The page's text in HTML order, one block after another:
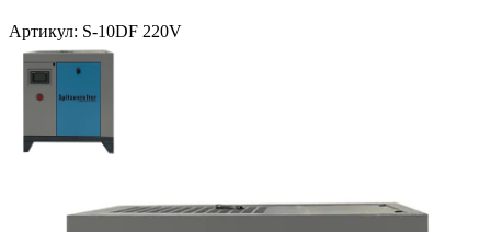
Артикул: S-10DF 220V